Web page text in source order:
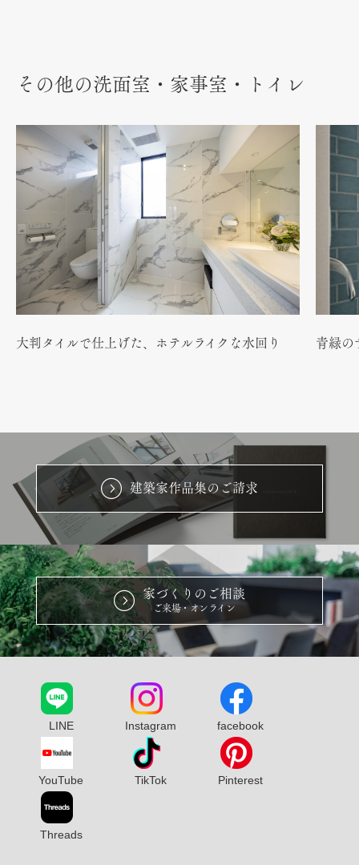
その他の洗面室・家事室・トイレ
大判タイルで仕上げた、ホテルライクな水回り 青緑の
建築家作品集のご請求
家づくりのご相談
ご来場・オンライン
LINE Instagram facebook
YouTube TikTok Pinterest
Threads